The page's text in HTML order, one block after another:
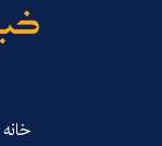
خانه